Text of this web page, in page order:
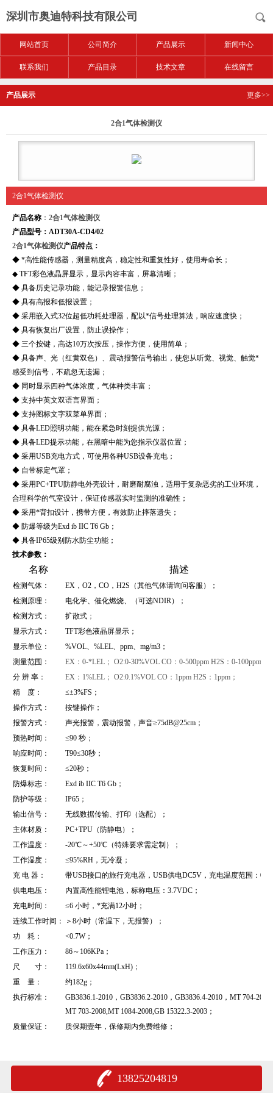
深圳市奥迪特科技有限公司
网站首页 公司简介 产品展示 新闻中心
联系我们 产品目录 技术文章 在线留言
产品展示 更多>>
2合1气体检测仪
2合1气体检测仪
产品名称 ： 2合1气体检测仪
产品型号：ADT30A-CD4/02
2合1气体检测仪产品特点：
◆ *高性能传感器，测量精度高，稳定性和重复性好，使用寿命长；
◆ TFT彩色液晶屏显示，显示内容丰富，屏幕清晰；
◆ 具备历史记录功能，能记录报警信息；
◆ 具有高报和低报设置；
◆ 采用嵌入式32位超低功耗处理器，配以*信号处理算法，响应速度快；
◆ 具有恢复出厂设置，防止误操作；
◆ 三个按键，高达10万次按压，操作方便，使用简单；
◆ 具备声、光（红黄双色）、震动报警信号输出，使您从听觉、视觉、触觉*
感受到信号，不疏忽无遗漏；
◆ 同时显示四种气体浓度，气体种类丰富；
◆ 支持中英文双语言界面；
◆ 支持图标文字双菜单界面；
◆ 具备LED照明功能，能在紧急时刻提供光源；
◆ 具备LED提示功能，在黑暗中能为您指示仪器位置；
◆ 采用USB充电方式，可使用各种USB设备充电；
◆ 自带标定气罩；
◆ 采用PC+TPU防静电外壳设计，耐磨耐腐浊，适用于复杂恶劣的工业环境，
合理科学的气室设计，保证传感器实时监测的准确性；
◆ 采用*背扣设计，携带方便，有效防止摔落遗失；
◆ 防爆等级为Exd ib IIC T6 Gb；
◆ 具备IP65级别防水防尘功能；
技术参数：
名称 描述
检测气体：
EX，O2，CO，H2S（其他气体请询问客服）；
检测原理：
电化学、催化燃烧、（可选NDIR）；
检测方式：
扩散式 ；
显示方式：
TFT彩色液晶屏显示；
显示单位：
%VOL、%LEL、ppm、mg/m3；
测量范围：
EX：0-*LEL； O2:0-30%VOL CO：0-500ppm H2S：0-100ppm；
分 辨 率：
EX：1%LEL； O2:0.1%VOL CO：1ppm H2S：1ppm；
精 度：
≤±3%FS；
操作方式：
按键操作；
报警方式：
声光报警，震动报警，声音≥75dB@25cm；
预热时间：
≤90 秒；
响应时间：
T90≤30秒；
恢复时间：
≤20秒；
防爆标志：
Exd ib IIC T6 Gb ；
防护等级：
IP65；
输出信号：
无线数据传输、打印（选配）；
主体材质：
PC+TPU（防静电）；
工作温度：
-20℃～+50℃（特殊要求需定制）；
工作湿度：
≤95%RH，无冷凝；
充 电 器：
带USB接口的旅行充电器，USB供电DC5V，充电温度范围：0
供电电压：
内置高性能锂电池，标称电压：3.7VDC；
充电时间：
≤6 小时，*充满12小时；
连续工作时间：
＞8小时（常温下，无报警）；
功 耗：
<0.7W；
工作压力：
86～106KPa；
尺 寸：
119.6x60x44mm(LxH)；
重 量：
约182g；
执行标准：
GB3836.1-2010，GB3836.2-2010，GB3836.4-2010，MT 704-2008,
MT 703-2008,MT 1084-2008,GB 15322.3-2003；
质量保证：
质保期壹年，保修期内免费维修；
13825204819